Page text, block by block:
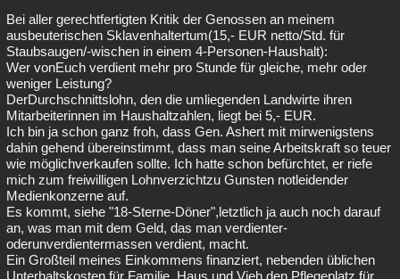
Bei aller gerechtfertigten Kritik der Genossen an meinem
ausbeuterischen Sklavenhaltertum(15,- EUR netto/Std. für
Staubsaugen/-wischen in einem 4-Personen-Haushalt):
Wer vonEuch verdient mehr pro Stunde für gleiche, mehr oder
weniger Leistung?
DerDurchschnittslohn, den die umliegenden Landwirte ihren
Mitarbeiterinnen im Haushaltzahlen, liegt bei 5,- EUR.
Ich bin ja schon ganz froh, dass Gen. Ashert mit mirwenigstens
dahin gehend übereinstimmt, dass man seine Arbeitskraft so teuer
wie möglichverkaufen sollte. Ich hatte schon befürchtet, er riefe
mich zum freiwilligen Lohnverzichtzu Gunsten notleidender
Medienkonzerne auf.
Es kommt, siehe "18-Sterne-Döner",letztlich ja auch noch darauf
an, was man mit dem Geld, das man verdienter-
oderunverdientermassen verdient, macht.
Ein Großteil meines Einkommens finanziert, nebenden üblichen
Unterhaltskosten für Familie, Haus und Vieh den Pflegeplatz für